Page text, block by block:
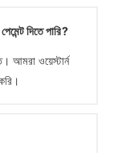
দিতে পারি?
আমরা ওয়েস্টার্ন